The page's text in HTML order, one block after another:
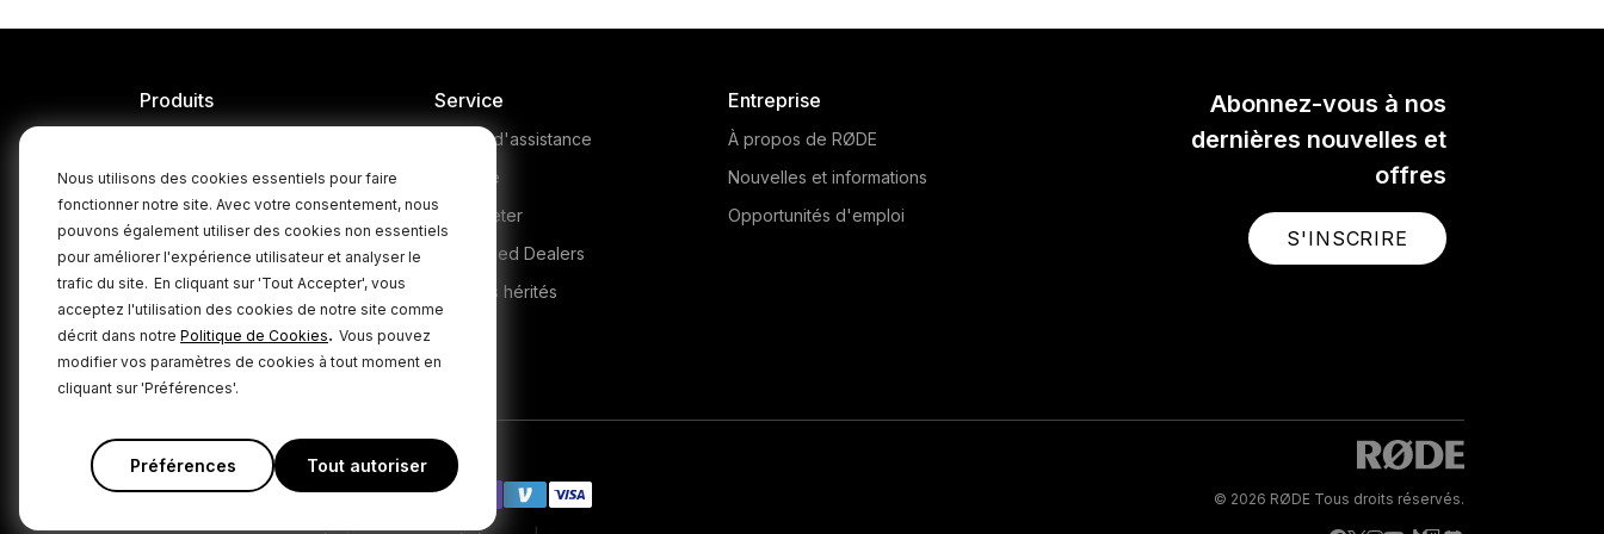
Nous utilisons des cookies essentiels pour faire
fonctionner notre site. Avec votre consentement, nous
pouvons également utiliser des cookies non essentiels
pour améliorer l'expérience utilisateur et analyser le
trafic du site. En cliquant sur 'Tout Accepter', vous
acceptez l'utilisation des cookies de notre site comme
décrit dans notre Politique de Cookies. Vous pouvez
modifier vos paramètres de cookies à tout moment en
cliquant sur 'Préférences'.
Préférences Tout autoriser
Abonnez-vous à nos
dernières nouvelles et
offres
S'INSCRIRE
Produits
Headphones
Interfaces and Mixers
Accessories
Kits
Apparel
Logiciels
Service
Centre d'assistance
Garantie
Où acheter
Authorised Dealers
Produits hérités
Entreprise
À propos de RØDE
Nouvelles et informations
Opportunités d'emploi
© 2026 RØDE Tous droits réservés.